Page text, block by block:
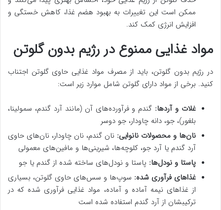
ممکن است این تغییرات به بهبود هضم غذا، کاهش خستگی و
افزایش انرژی کمک کند.
مواد غذایی ممنوع در رژیم بدون گلوتن
در رژیم بدون گلوتن، باید از مصرف مواد غذایی حاوی گلوتن اجتناب
کنید. برخی از مواد دارای گلوتن شامل موارد زیر است:
غلات و آردها: گندم و فرآورده‌های آن (مانند آرد گندم، سمولینا،
بلغور)، جو، دانه چاودار، جو دوسر
نان‌ها و محصولات نانوایی: نان گندم، نان چاودار، نان‌های حاوی
آرد گندم یا آرد جو، کلوچه‌ها، شیرینی‌ها و مافین‌های معمولی
پاستا و نودل‌ها: پاستا و نودل‌های ساخته شده از گندم یا جو
غذاهای فرآوری شده: سوپ‌ها و سس‌های حاوی گلوتن، بسیاری
از غذاهای نیمه آماده و آماده، مواد غذایی فرآوری شده که در
ترکیبشان از آرد گندم استفاده شده است